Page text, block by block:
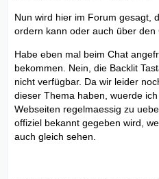
Nun wird hier im Forum gesagt,
ordern kann oder auch über den
Habe eben mal beim Chat
bekommen. Nein, die Backlit
nicht verfügbar. Da wir leider
dieser Thema haben, wuerde
Webseiten regelmaessig zu
offiziel bekannt gegeben wird,
auch gleich sehen.